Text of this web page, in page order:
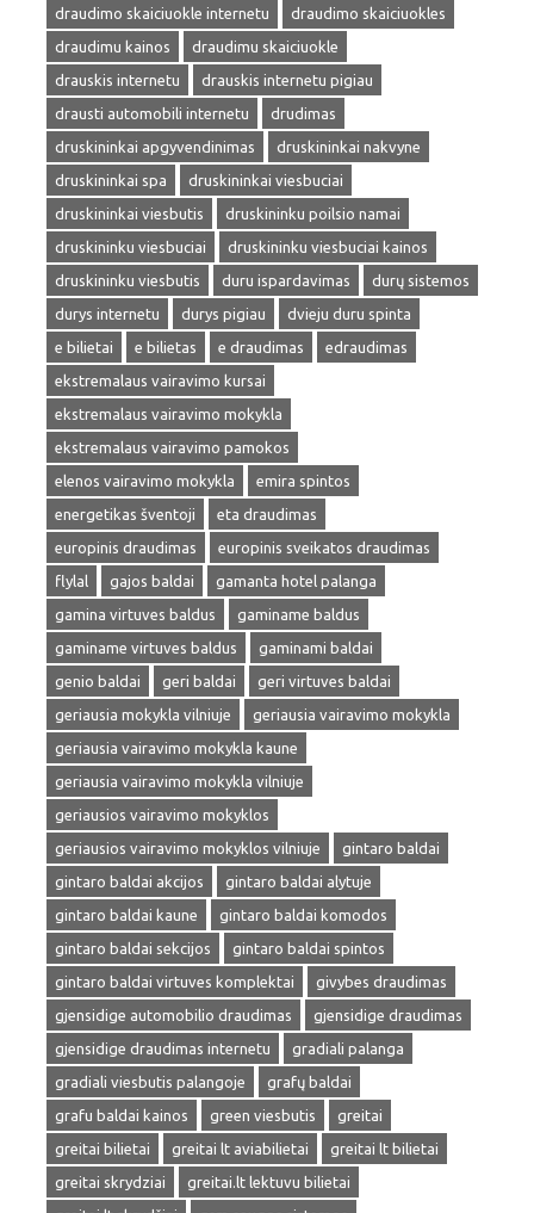
draudimo skaiciuokle internetu
draudimo skaiciuokles
draudimu kainos
draudimu skaiciuokle
drauskis internetu
drauskis internetu pigiau
drausti automobili internetu
drudimas
druskininkai apgyvendinimas
druskininkai nakvyne
druskininkai spa
druskininkai viesbuciai
druskininkai viesbutis
druskininku poilsio namai
druskininku viesbuciai
druskininku viesbuciai kainos
druskininku viesbutis
duru ispardavimas
durų sistemos
durys internetu
durys pigiau
dvieju duru spinta
e bilietai
e bilietas e draudimas
edraudimas
ekstremalaus vairavimo kursai
ekstremalaus vairavimo mokykla
ekstremalaus vairavimo pamokos
elenos vairavimo mokykla
emira spintos
energetikas šventoji
eta draudimas
europinis draudimas
europinis sveikatos draudimas
flylal
gajos baldai
gamanta hotel palanga
gamina virtuves baldus
gaminame baldus
gaminame virtuves baldus
gaminami baldai
genio baldai
geri baldai
geri virtuves baldai
geriausia mokykla vilniuje
geriausia vairavimo mokykla
geriausia vairavimo mokykla kaune
geriausia vairavimo mokykla vilniuje
geriausios vairavimo mokyklos
geriausios vairavimo mokyklos vilniuje
gintaro baldai
gintaro baldai akcijos
gintaro baldai alytuje
gintaro baldai kaune
gintaro baldai komodos
gintaro baldai sekcijos
gintaro baldai spintos
gintaro baldai virtuves komplektai
givybes draudimas
gjensidige automobilio draudimas
gjensidige draudimas
gjensidige draudimas internetu
gradiali palanga
gradiali viesbutis palangoje
grafų baldai
grafu baldai kainos
green viesbutis
greitai
greitai bilietai
greitai lt aviabilietai
greitai lt bilietai
greitai skrydziai
greitai.lt lektuvu bilietai